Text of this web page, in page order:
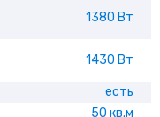
1380 Вт
1430 Вт
есть
50 кв.м